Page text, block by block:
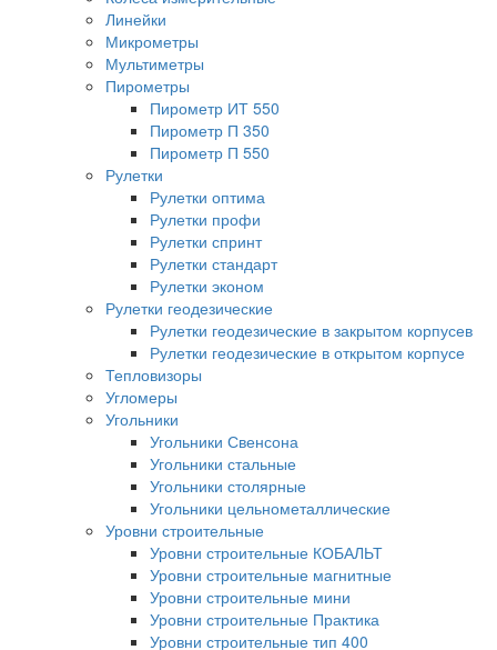
Линейки
Микрометры
Мультиметры
Пирометры
Пирометр ИТ 550
Пирометр П 350
Пирометр П 550
Рулетки
Рулетки оптима
Рулетки профи
Рулетки спринт
Рулетки стандарт
Рулетки эконом
Рулетки геодезические
Рулетки геодезические в закрытом корпусев
Рулетки геодезические в открытом корпусе
Тепловизоры
Угломеры
Угольники
Угольники Свенсона
Угольники стальные
Угольники столярные
Угольники цельнометаллические
Уровни строительные
Уровни строительные КОБАЛЬТ
Уровни строительные магнитные
Уровни строительные мини
Уровни строительные Практика
Уровни строительные тип 400